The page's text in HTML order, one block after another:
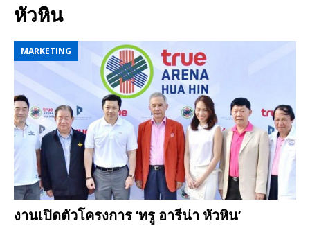
หัวหิน
MARKETING
งานเปิดตัวโครงการ ‘ทรู อารีน่า หัวหิน’